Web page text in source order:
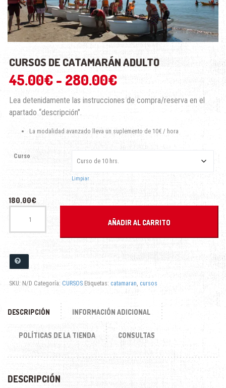
CURSOS DE CATAMARÁN ADULTO
45.00€ - 280.00€Rango
de
desde
45.00€
hasta
280.00€
Lea detenidamente las instrucciones de compra/reserva en el
apartado “descripción”.
La modalidad avanzado lleva un suplemento de 10€ / hora
Curso
Limpiar
180.00€
CURSOS
AÑADIR AL CARRITO
SKU: N/D Categoría: CURSOS Etiquetas: catamaran cursos
DESCRIPCIÓN INFORMACIÓN ADICIONAL
POLÍTICAS DE LA TIENDA CONSULTAS
DESCRIPCIÓN